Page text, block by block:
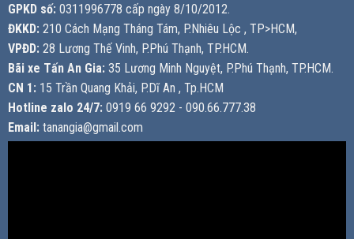
GPKD số: 0311996778 cấp ngày 8/10/2012.
ĐKKD: 210 Cách Mạng Tháng Tám, P.Nhiêu Lộc , TP>HCM,
VPĐD: 28 Lương Thế Vinh, P.Phú Thạnh, TP.HCM.
Bãi xe Tấn An Gia: 35 Lương Minh Nguyệt, P.Phú Thạnh, TP.HCM.
CN 1: 15 Trần Quang Khải, P.Dĩ An , Tp.HCM
Hotline zalo 24/7: 0919 66 9292 - 090.66.777.38
Email: tanangia@gmail.com